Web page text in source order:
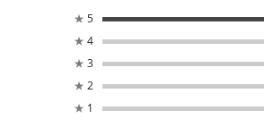
★ 5
★ 4
★ 3
★ 2
★ 1